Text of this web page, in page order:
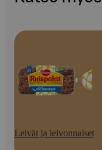
Leivät ja leivonnaiset